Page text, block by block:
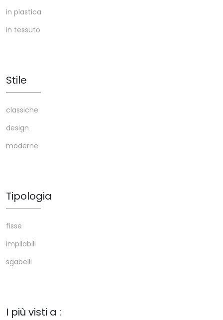
in plastica
in tessuto
Stile
classiche
design
moderne
Tipologia
fisse
impilabili
sgabelli
I più visti a :